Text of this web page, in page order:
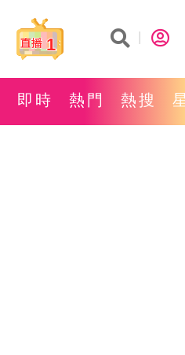
1
即時 熱門 熱搜